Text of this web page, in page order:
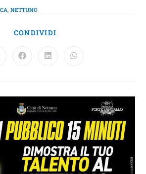
, NETTUNO
CONDIVIDI